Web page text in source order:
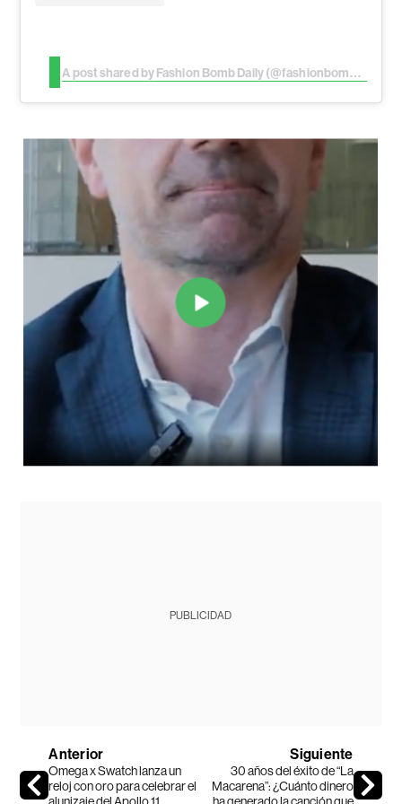
A post shared by Fashion Bomb Daily (@fashionbombdaily)
PUBLICIDAD
Anterior
Omega x Swatch lanza un
reloj con oro para celebrar el
Siguiente
30 años del éxito de “La
Macarena”: ¿Cuánto dinero